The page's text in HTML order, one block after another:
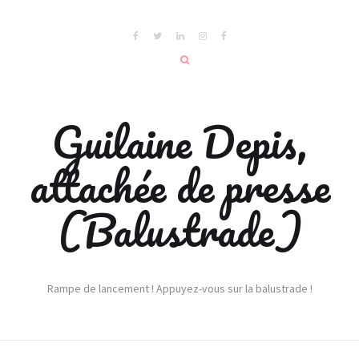
Guilaine Depis,
attachée de presse
(Balustrade)
Rampe de lancement ! Appuyez-vous sur la balustrade !